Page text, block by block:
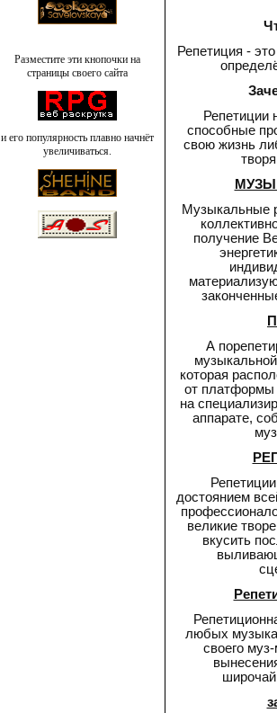
Разместите эти кнопочки на
страницы своего сайта
и его популярность плавно начнёт
увеличиваться.
Репетиция -
Репетиции
способные
свою жизнь
Музыкальные
получение
А
которая
от платформы
на
аппарате,
достоянием
великие
вкусить
любых
своего